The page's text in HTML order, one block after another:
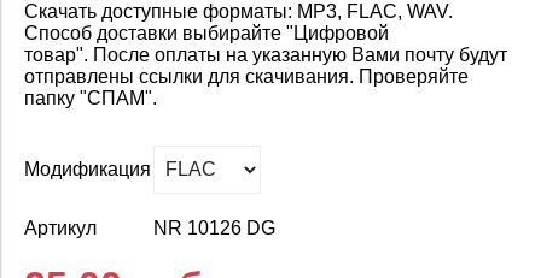
Скачать доступные форматы: MP3, FLAC, WAV.
Способ доставки выбирайте "Цифровой
товар". После оплаты на указанную Вами почту будут
отправлены ссылки для скачивания. Проверяйте
папку "СПАМ".
Модификация
Артикул NR 10126 DG